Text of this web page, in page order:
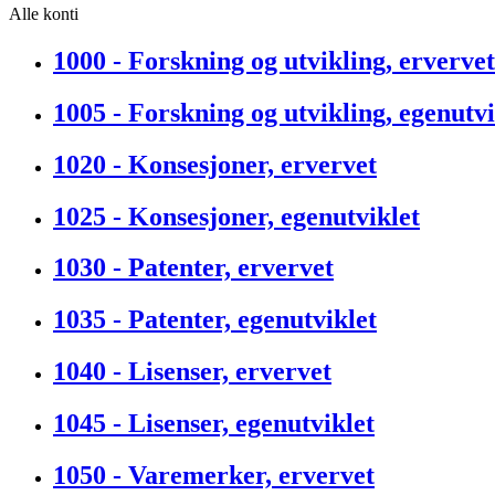
Alle konti
1000 - Forskning og utvikling, ervervet
1005 - Forskning og utvikling,
1020 - Konsesjoner, ervervet
1025 - Konsesjoner, egenutviklet
1030 - Patenter, ervervet
1035 - Patenter, egenutviklet
1040 - Lisenser, ervervet
1045 - Lisenser, egenutviklet
1050 - Varemerker, ervervet